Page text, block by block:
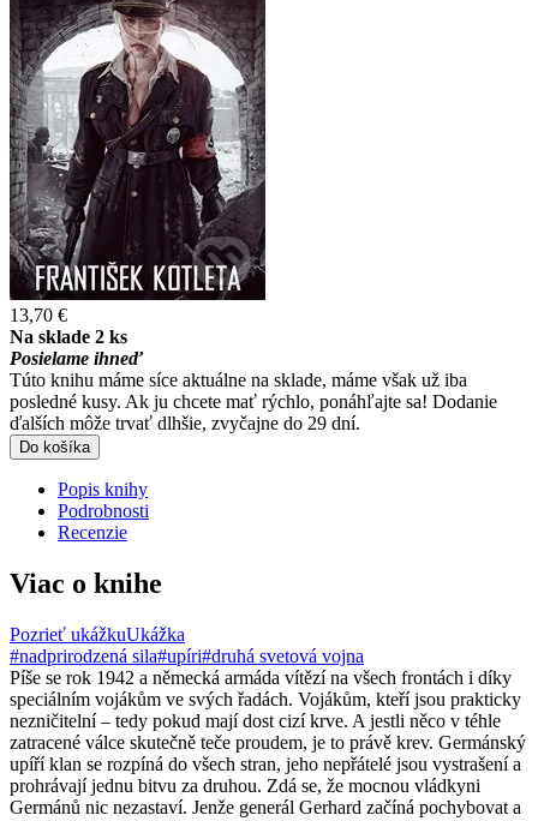
13,70 €
Na sklade 2 ks
Posielame ihneď
Túto knihu máme síce aktuálne na sklade, máme však už iba
posledné kusy. Ak ju chcete mať rýchlo, ponáhľajte sa! Dodanie
ďalších môže trvať dlhšie, zvyčajne do 29 dní.
Do košíka
Popis knihy
Podrobnosti
Recenzie
Viac o knihe
Pozrieť ukážkuUkážka
#nadprirodzená sila#upíri#druhá svetová vojna
Píše se rok 1942 a německá armáda vítězí na všech frontách i díky
speciálním vojákům ve svých řadách. Vojákům, kteří jsou prakticky
nezničitelní – tedy pokud mají dost cizí krve. A jestli něco v téhle
zatracené válce skutečně teče proudem, je to právě krev. Germánský
upíří klan se rozpíná do všech stran, jeho nepřátelé jsou vystrašení a
prohrávají jednu bitvu za druhou. Zdá se, že mocnou vládkyni
Germánů nic nezastaví. Jenže generál Gerhard začíná pochybovat a